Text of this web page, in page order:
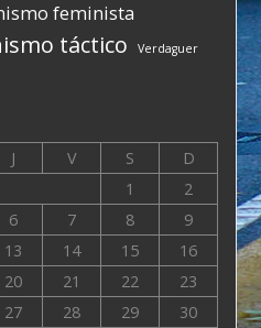
feminista
táctico
Verdaguer
J V S
D
1
2
6 7 8
9
13 14 15
16
20 21 22
23
27 28 29
30